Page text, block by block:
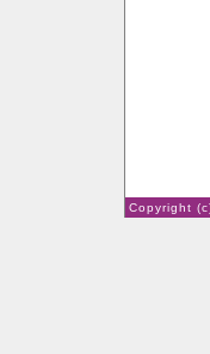
Copyright